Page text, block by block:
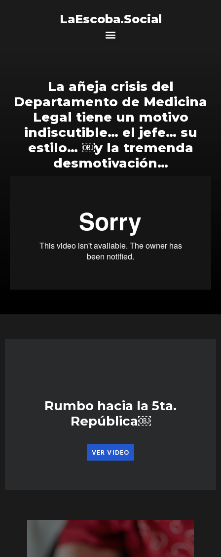
LaEscoba.Social
La añeja crisis del
Departamento de Medicina
Legal tiene un motivo
indiscutible… el jefe… su
estilo… ￼y la tremenda
desmotivación…
Rumbo hacia la 5ta.
República￼
VER VIDEO